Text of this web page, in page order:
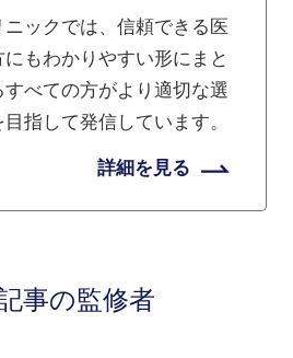
ックでは、信頼できる医
もわかりやすい形にまと
べての方がより適切な選
指して発信しています。
詳細を見る
事の監修者